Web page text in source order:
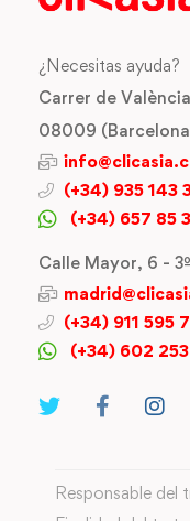
¿Necesitas ayuda?
Carrer de
08009
(+34) 935 143
(+34) 657 85
Calle Mayor, 6 -
(+34) 911 595
(+34) 602
Responsable del